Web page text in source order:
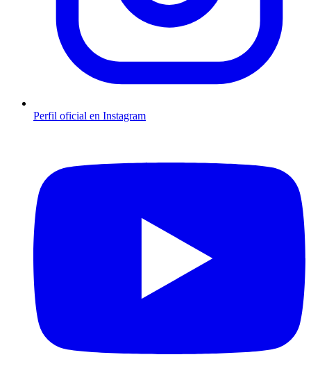
Perfil oficial en Instagram